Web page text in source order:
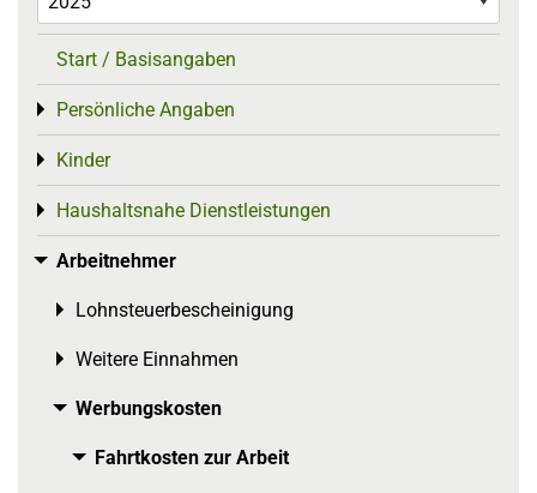
Start / Basisangaben
Persönliche Angaben
Toggle menu
Kinder
Toggle menu
Haushaltsnahe Dienstleistungen
Toggle menu
Arbeitnehmer
Toggle menu
Lohnsteuerbescheinigung
Toggle menu
Weitere Einnahmen
Toggle menu
Werbungskosten
Toggle menu
Fahrtkosten zur Arbeit
Toggle menu